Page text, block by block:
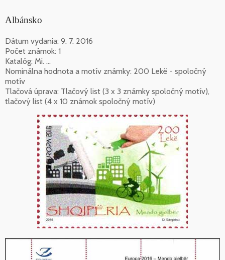
Albánsko
Dátum vydania: 9. 7. 2016
Počet známok: 1
Katalóg: Mi. ...
Nominálna hodnota a motív známky: 200 Lekë - spoločný
motív
Tlačová úprava: Tlačový list (3 x 3 známky spoločný motív),
tlačový list (4 x 10 známok spoločný motív)